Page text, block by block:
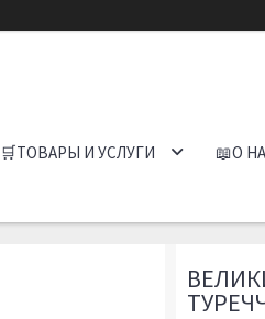
🛒ТОВАРЫ И УСЛУГИ 📖О